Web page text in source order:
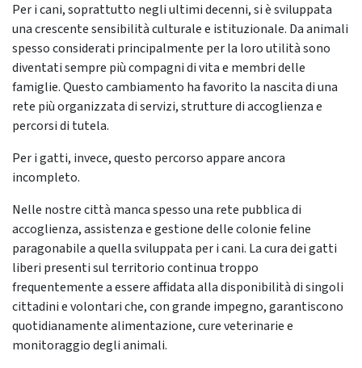
Per i cani, soprattutto negli ultimi decenni, si è sviluppata
una crescente sensibilità culturale e istituzionale. Da animali
spesso considerati principalmente per la loro utilità sono
diventati sempre più compagni di vita e membri delle
famiglie. Questo cambiamento ha favorito la nascita di una
rete più organizzata di servizi, strutture di accoglienza e
percorsi di tutela.
Per i gatti, invece, questo percorso appare ancora
incompleto.
Nelle nostre città manca spesso una rete pubblica di
accoglienza, assistenza e gestione delle colonie feline
paragonabile a quella sviluppata per i cani. La cura dei gatti
liberi presenti sul territorio continua troppo
frequentemente a essere affidata alla disponibilità di singoli
cittadini e volontari che, con grande impegno, garantiscono
quotidianamente alimentazione, cure veterinarie e
monitoraggio degli animali.